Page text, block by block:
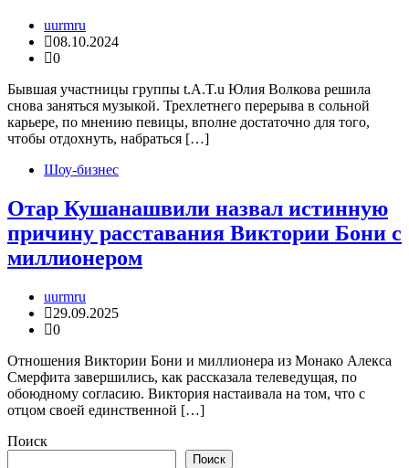
uurmru
08.10.2024
0
Бывшая участницы группы t.A.T.u Юлия Волкова решила
снова заняться музыкой. Трехлетнего перерыва в сольной
карьере, по мнению певицы, вполне достаточно для того,
чтобы отдохнуть, набраться […]
Шоу-бизнес
Отар Кушанашвили назвал истинную
причину расставания Виктории Бони с
миллионером
uurmru
29.09.2025
0
Отношения Виктории Бони и миллионера из Монако Алекса
Смерфита завершились, как рассказала телеведущая, по
обоюдному согласию. Виктория настаивала на том, что с
отцом своей единственной […]
Поиск
Поиск